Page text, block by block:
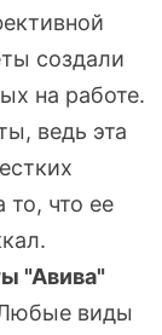
создали
на работе.
ведь эта
то, что ее
"Авива"
виды